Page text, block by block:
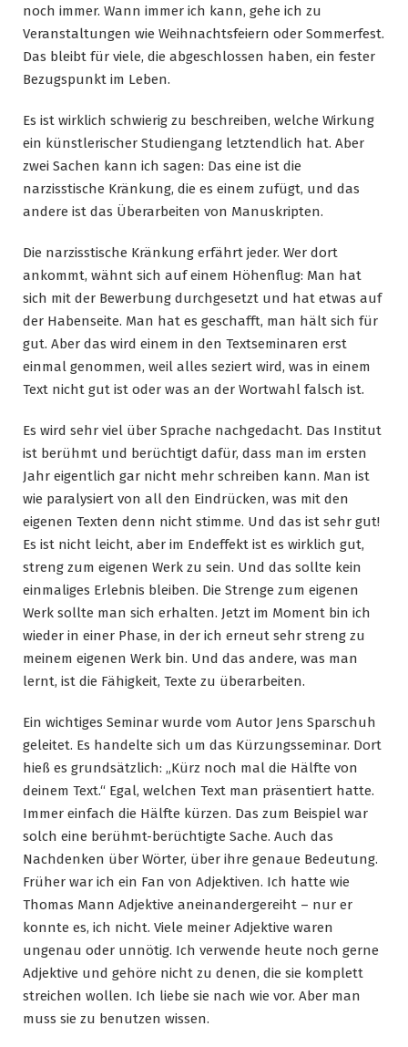
noch immer. Wann immer ich kann, gehe ich zu
Veranstaltungen wie Weihnachtsfeiern oder Sommerfest.
Das bleibt für viele, die abgeschlossen haben, ein fester
Bezugspunkt im Leben.
Es ist wirklich schwierig zu beschreiben, welche Wirkung
ein künstlerischer Studiengang letztendlich hat. Aber
zwei Sachen kann ich sagen: Das eine ist die
narzisstische Kränkung, die es einem zufügt, und das
andere ist das Überarbeiten von Manuskripten.
Die narzisstische Kränkung erfährt jeder. Wer dort
ankommt, wähnt sich auf einem Höhenflug: Man hat
sich mit der Bewerbung durchgesetzt und hat etwas auf
der Habenseite. Man hat es geschafft, man hält sich für
gut. Aber das wird einem in den Textseminaren erst
einmal genommen, weil alles seziert wird, was in einem
Text nicht gut ist oder was an der Wortwahl falsch ist.
Es wird sehr viel über Sprache nachgedacht. Das Institut
ist berühmt und berüchtigt dafür, dass man im ersten
Jahr eigentlich gar nicht mehr schreiben kann. Man ist
wie paralysiert von all den Eindrücken, was mit den
eigenen Texten denn nicht stimme. Und das ist sehr gut!
Es ist nicht leicht, aber im Endeffekt ist es wirklich gut,
streng zum eigenen Werk zu sein. Und das sollte kein
einmaliges Erlebnis bleiben. Die Strenge zum eigenen
Werk sollte man sich erhalten. Jetzt im Moment bin ich
wieder in einer Phase, in der ich erneut sehr streng zu
meinem eigenen Werk bin. Und das andere, was man
lernt, ist die Fähigkeit, Texte zu überarbeiten.
Ein wichtiges Seminar wurde vom Autor Jens Sparschuh
geleitet. Es handelte sich um das Kürzungsseminar. Dort
hieß es grundsätzlich: „Kürz noch mal die Hälfte von
deinem Text.“ Egal, welchen Text man präsentiert hatte.
Immer einfach die Hälfte kürzen. Das zum Beispiel war
solch eine berühmt-berüchtigte Sache. Auch das
Nachdenken über Wörter, über ihre genaue Bedeutung.
Früher war ich ein Fan von Adjektiven. Ich hatte wie
Thomas Mann Adjektive aneinandergereiht – nur er
konnte es, ich nicht. Viele meiner Adjektive waren
ungenau oder unnötig. Ich verwende heute noch gerne
Adjektive und gehöre nicht zu denen, die sie komplett
streichen wollen. Ich liebe sie nach wie vor. Aber man
muss sie zu benutzen wissen.